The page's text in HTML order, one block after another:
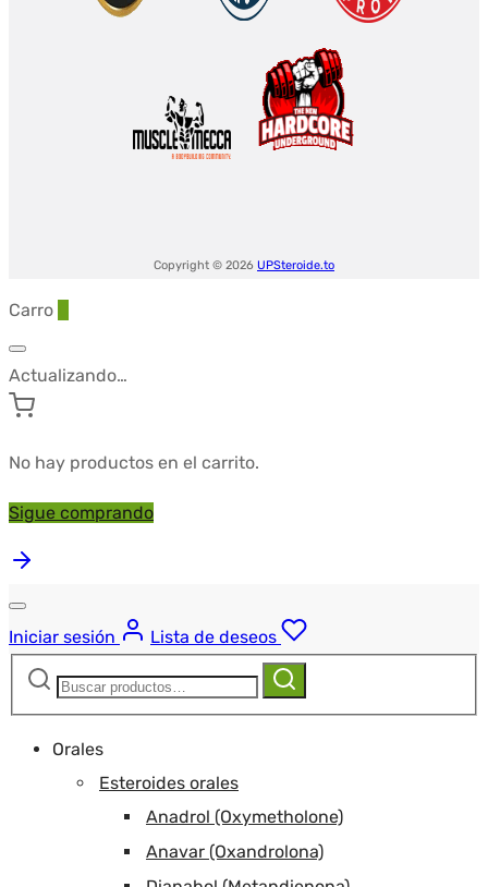
Copyright © 2026 UPSteroide.to
Carro
Actualizando…
No hay productos en el carrito.
Sigue comprando
Iniciar sesión
Lista de deseos
Buscar:
Buscar
Orales
Esteroides orales
Anadrol (Oxymetholone)
Anavar (Oxandrolona)